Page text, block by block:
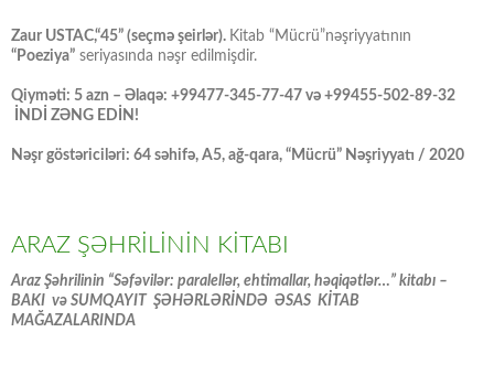
Zaur USTAC,“45” (seçmə şeirlər). Kitab “Mücrü”nəşriyyatının
“Poeziya” seriyasında nəşr edilmişdir.
Qiyməti: 5 azn – Əlaqə: +99477-345-77-47 və +99455-502-89-32
İNDİ ZƏNG EDİN!
Nəşr göstəriciləri: 64 səhifə, A5, ağ-qara, “Mücrü” Nəşriyyatı / 2020
ARAZ ŞƏHRİLİNİN KİTABI
Araz Şəhrilinin “Səfəvilər: paralellər, ehtimallar, həqiqətlər…” kitabı –
BAKI və SUMQAYIT ŞƏHƏRLƏRİNDƏ ƏSAS KİTAB
MAĞAZALARINDA